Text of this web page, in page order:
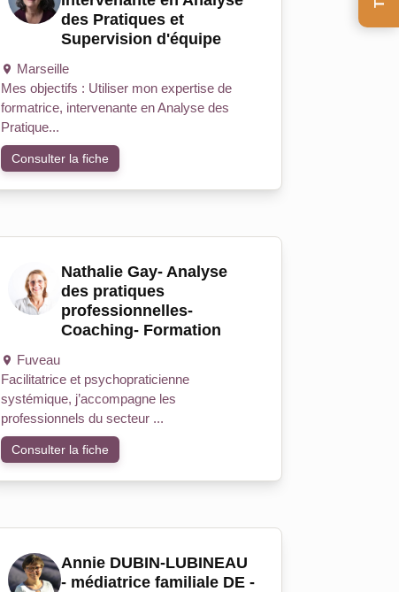
des Pratiques et
Supervision d'équipe
Marseille
Mes objectifs : Utiliser mon expertise de
formatrice, intervenante en Analyse des
Pratique...
Consulter la fiche
Nathalie Gay- Analyse
des pratiques
professionnelles-
Coaching- Formation
Fuveau
Facilitatrice et psychopraticienne
systémique, j’accompagne les
professionnels du secteur ...
Consulter la fiche
Annie DUBIN-LUBINEAU
- médiatrice familiale DE -